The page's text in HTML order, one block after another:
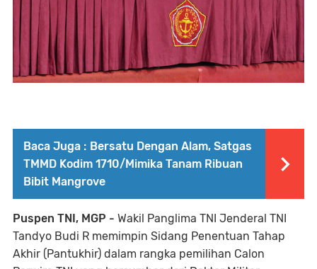
Baca Juga : Bersatu Dengan Alam, Satgas
TMMD Kodim 1710/Mimika Tanam Ribuan
Bibit Mangrove
Puspen TNI, MGP - Wakil Panglima TNI Jenderal TNI
Tandyo Budi R memimpin Sidang Penentuan Tahap
Akhir (Pantukhir) dalam rangka pemilihan Calon